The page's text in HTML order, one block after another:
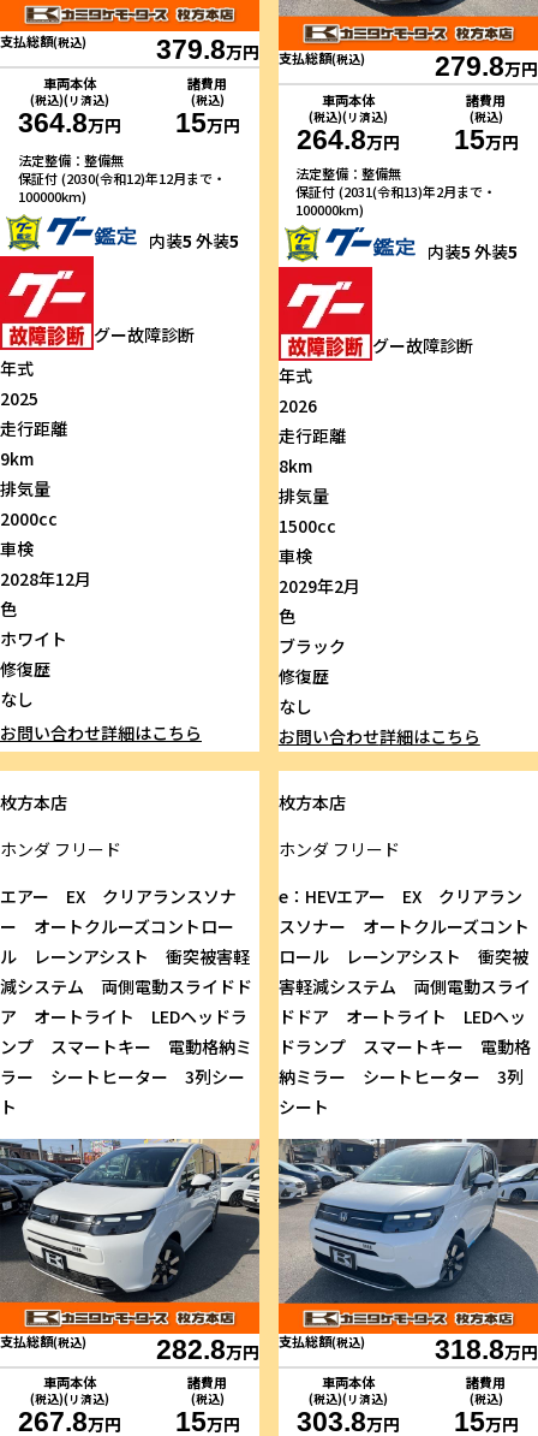
支払総額(税込) 379.8万円
車両本体
(税込)(リ済込)
364.8万円
諸費用
(税込)
15万円
法定整備：整備無
保証付 (2030(令和12)年12月まで・
100000km)
内装5 外装5
グー故障診断
年式
2025
走行距離
9km
排気量
2000cc
車検
2028年12月
色
ホワイト
修復歴
なし
お問い合わせ詳細はこちら
支払総額(税込) 279.8万円
車両本体
(税込)(リ済込)
264.8万円
諸費用
(税込)
15万円
法定整備：整備無
保証付 (2031(令和13)年2月まで・
100000km)
内装5 外装5
グー故障診断
年式
2026
走行距離
8km
排気量
1500cc
車検
2029年2月
色
ブラック
修復歴
なし
お問い合わせ詳細はこちら
枚方本店
ホンダ フリード
エアー EX クリアランスソナ
ー オートクルーズコントロー
ル レーンアシスト 衝突被害軽
減システム 両側電動スライドド
ア オートライト LEDヘッドラ
ンプ スマートキー 電動格納ミ
ラー シートヒーター 3列シー
ト
支払総額(税込) 282.8万円
車両本体
(税込)(リ済込)
267.8万円
諸費用
(税込)
15万円
枚方本店
ホンダフリード
e：HEVエアー EX クリアラン
スソナー オートクルーズコント
ロール レーンアシスト 衝突被
害軽減システム 両側電動スライ
ドドア オートライト LEDヘッ
ドランプ スマートキー 電動格
納ミラー シートヒーター 3列
シート
支払総額(税込) 318.8万円
車両本体
(税込)(リ済込)
303.8万円
諸費用
(税込)
15万円